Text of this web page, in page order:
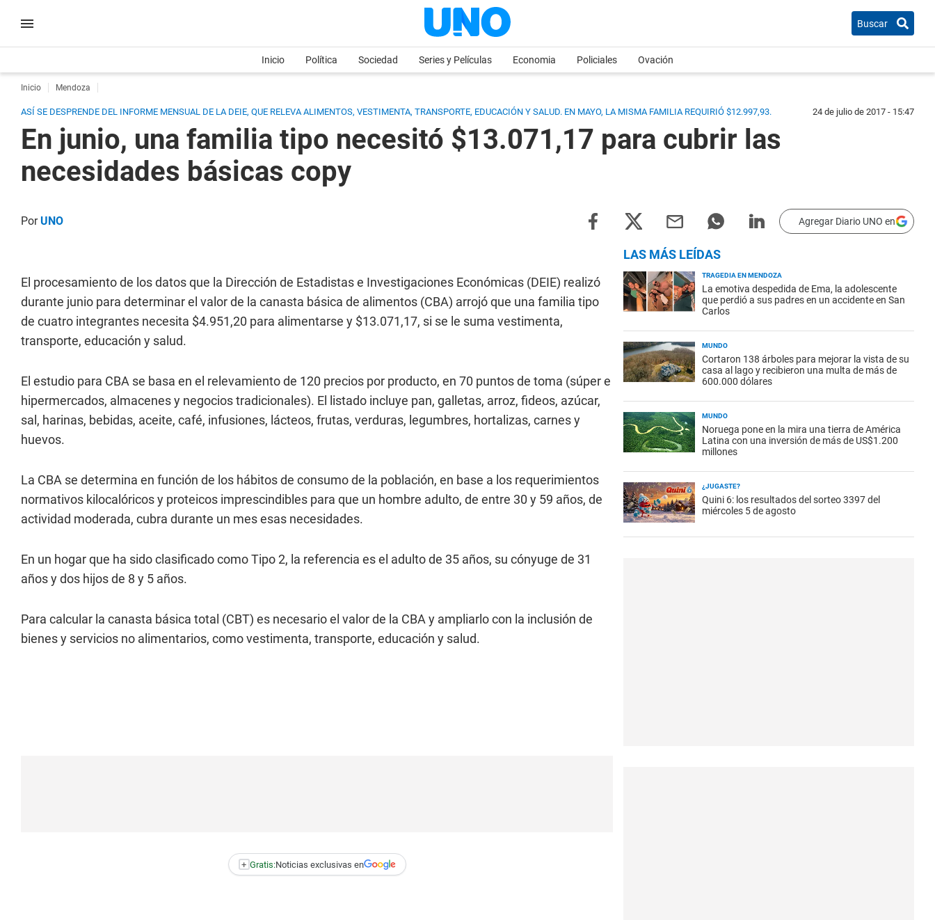
Buscar
Inicio Política Sociedad Series y Películas Economia Policiales Ovación
Inicio Mendoza
ASÍ SE DESPRENDE DEL INFORME MENSUAL DE LA DEIE, QUE RELEVA ALIMENTOS, VESTIMENTA, TRANSPORTE, EDUCACIÓN Y SALUD. EN MAYO, LA MISMA FAMILIA REQUIRIÓ $12.997,93. 24 de julio de 2017 - 15:47
En junio, una familia tipo necesitó $13.071,17 para cubrir las
necesidades básicas copy
PorUNO Agregar Diario UNO en
El procesamiento de los datos que la Dirección de Estadistas e Investigaciones Económicas (DEIE) realizó
durante junio para determinar el valor de la canasta básica de alimentos (CBA) arrojó que una familia tipo
de cuatro integrantes necesita $4.951,20 para alimentarse y $13.071,17, si se le suma vestimenta,
transporte, educación y salud.
El estudio para CBA se basa en el relevamiento de 120 precios por producto, en 70 puntos de toma (súper e
hipermercados, almacenes y negocios tradicionales). El listado incluye pan, galletas, arroz, fideos, azúcar,
sal, harinas, bebidas, aceite, café, infusiones, lácteos, frutas, verduras, legumbres, hortalizas, carnes y
huevos.
La CBA se determina en función de los hábitos de consumo de la población, en base a los requerimientos
normativos kilocalóricos y proteicos imprescindibles para que un hombre adulto, de entre 30 y 59 años, de
actividad moderada, cubra durante un mes esas necesidades.
En un hogar que ha sido clasificado como Tipo 2, la referencia es el adulto de 35 años, su cónyuge de 31
años y dos hijos de 8 y 5 años.
Para calcular la canasta básica total (CBT) es necesario el valor de la CBA y ampliarlo con la inclusión de
bienes y servicios no alimentarios, como vestimenta, transporte, educación y salud.
+ Gratis:Noticias exclusivas en
LAS MÁS LEÍDAS
TRAGEDIA EN MENDOZA
La emotiva despedida de Ema, la adolescente
que perdió a sus padres en un accidente en San
Carlos
MUNDO
Cortaron 138 árboles para mejorar la vista de su
casa al lago y recibieron una multa de más de
600.000 dólares
MUNDO
Noruega pone en la mira una tierra de América
Latina con una inversión de más de US$1.200
millones
¿JUGASTE?
Quini 6: los resultados del sorteo 3397 del
miércoles 5 de agosto